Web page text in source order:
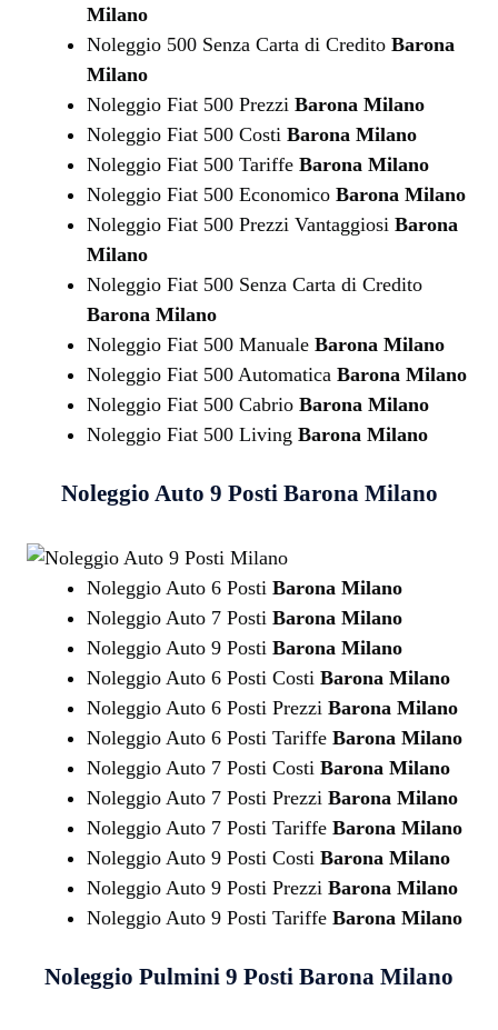
Milano
Noleggio 500 Senza Carta di Credito Barona
Milano
Noleggio Fiat 500 Prezzi Barona Milano
Noleggio Fiat 500 Costi Barona Milano
Noleggio Fiat 500 Tariffe Barona Milano
Noleggio Fiat 500 Economico Barona Milano
Noleggio Fiat 500 Prezzi Vantaggiosi Barona
Milano
Noleggio Fiat 500 Senza Carta di Credito
Barona Milano
Noleggio Fiat 500 Manuale Barona Milano
Noleggio Fiat 500 Automatica Barona Milano
Noleggio Fiat 500 Cabrio Barona Milano
Noleggio Fiat 500 Living Barona Milano
Noleggio Auto 9 PostiBarona Milano
Noleggio Auto 6 Posti Barona Milano
Noleggio Auto 7 Posti Barona Milano
Noleggio Auto 9 Posti Barona Milano
Noleggio Auto 6 Posti Costi Barona Milano
Noleggio Auto 6 Posti Prezzi Barona Milano
Noleggio Auto 6 Posti Tariffe Barona Milano
Noleggio Auto 7 Posti Costi Barona Milano
Noleggio Auto 7 Posti Prezzi Barona Milano
Noleggio Auto 7 Posti Tariffe Barona Milano
Noleggio Auto 9 Posti Costi Barona Milano
Noleggio Auto 9 Posti Prezzi Barona Milano
Noleggio Auto 9 Posti Tariffe Barona Milano
Noleggio Pulmini 9 Posti Barona Milano